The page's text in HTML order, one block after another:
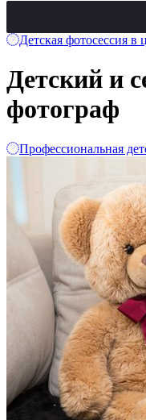
Детская фотосессия в
Детский и
фотограф
Профессиональная